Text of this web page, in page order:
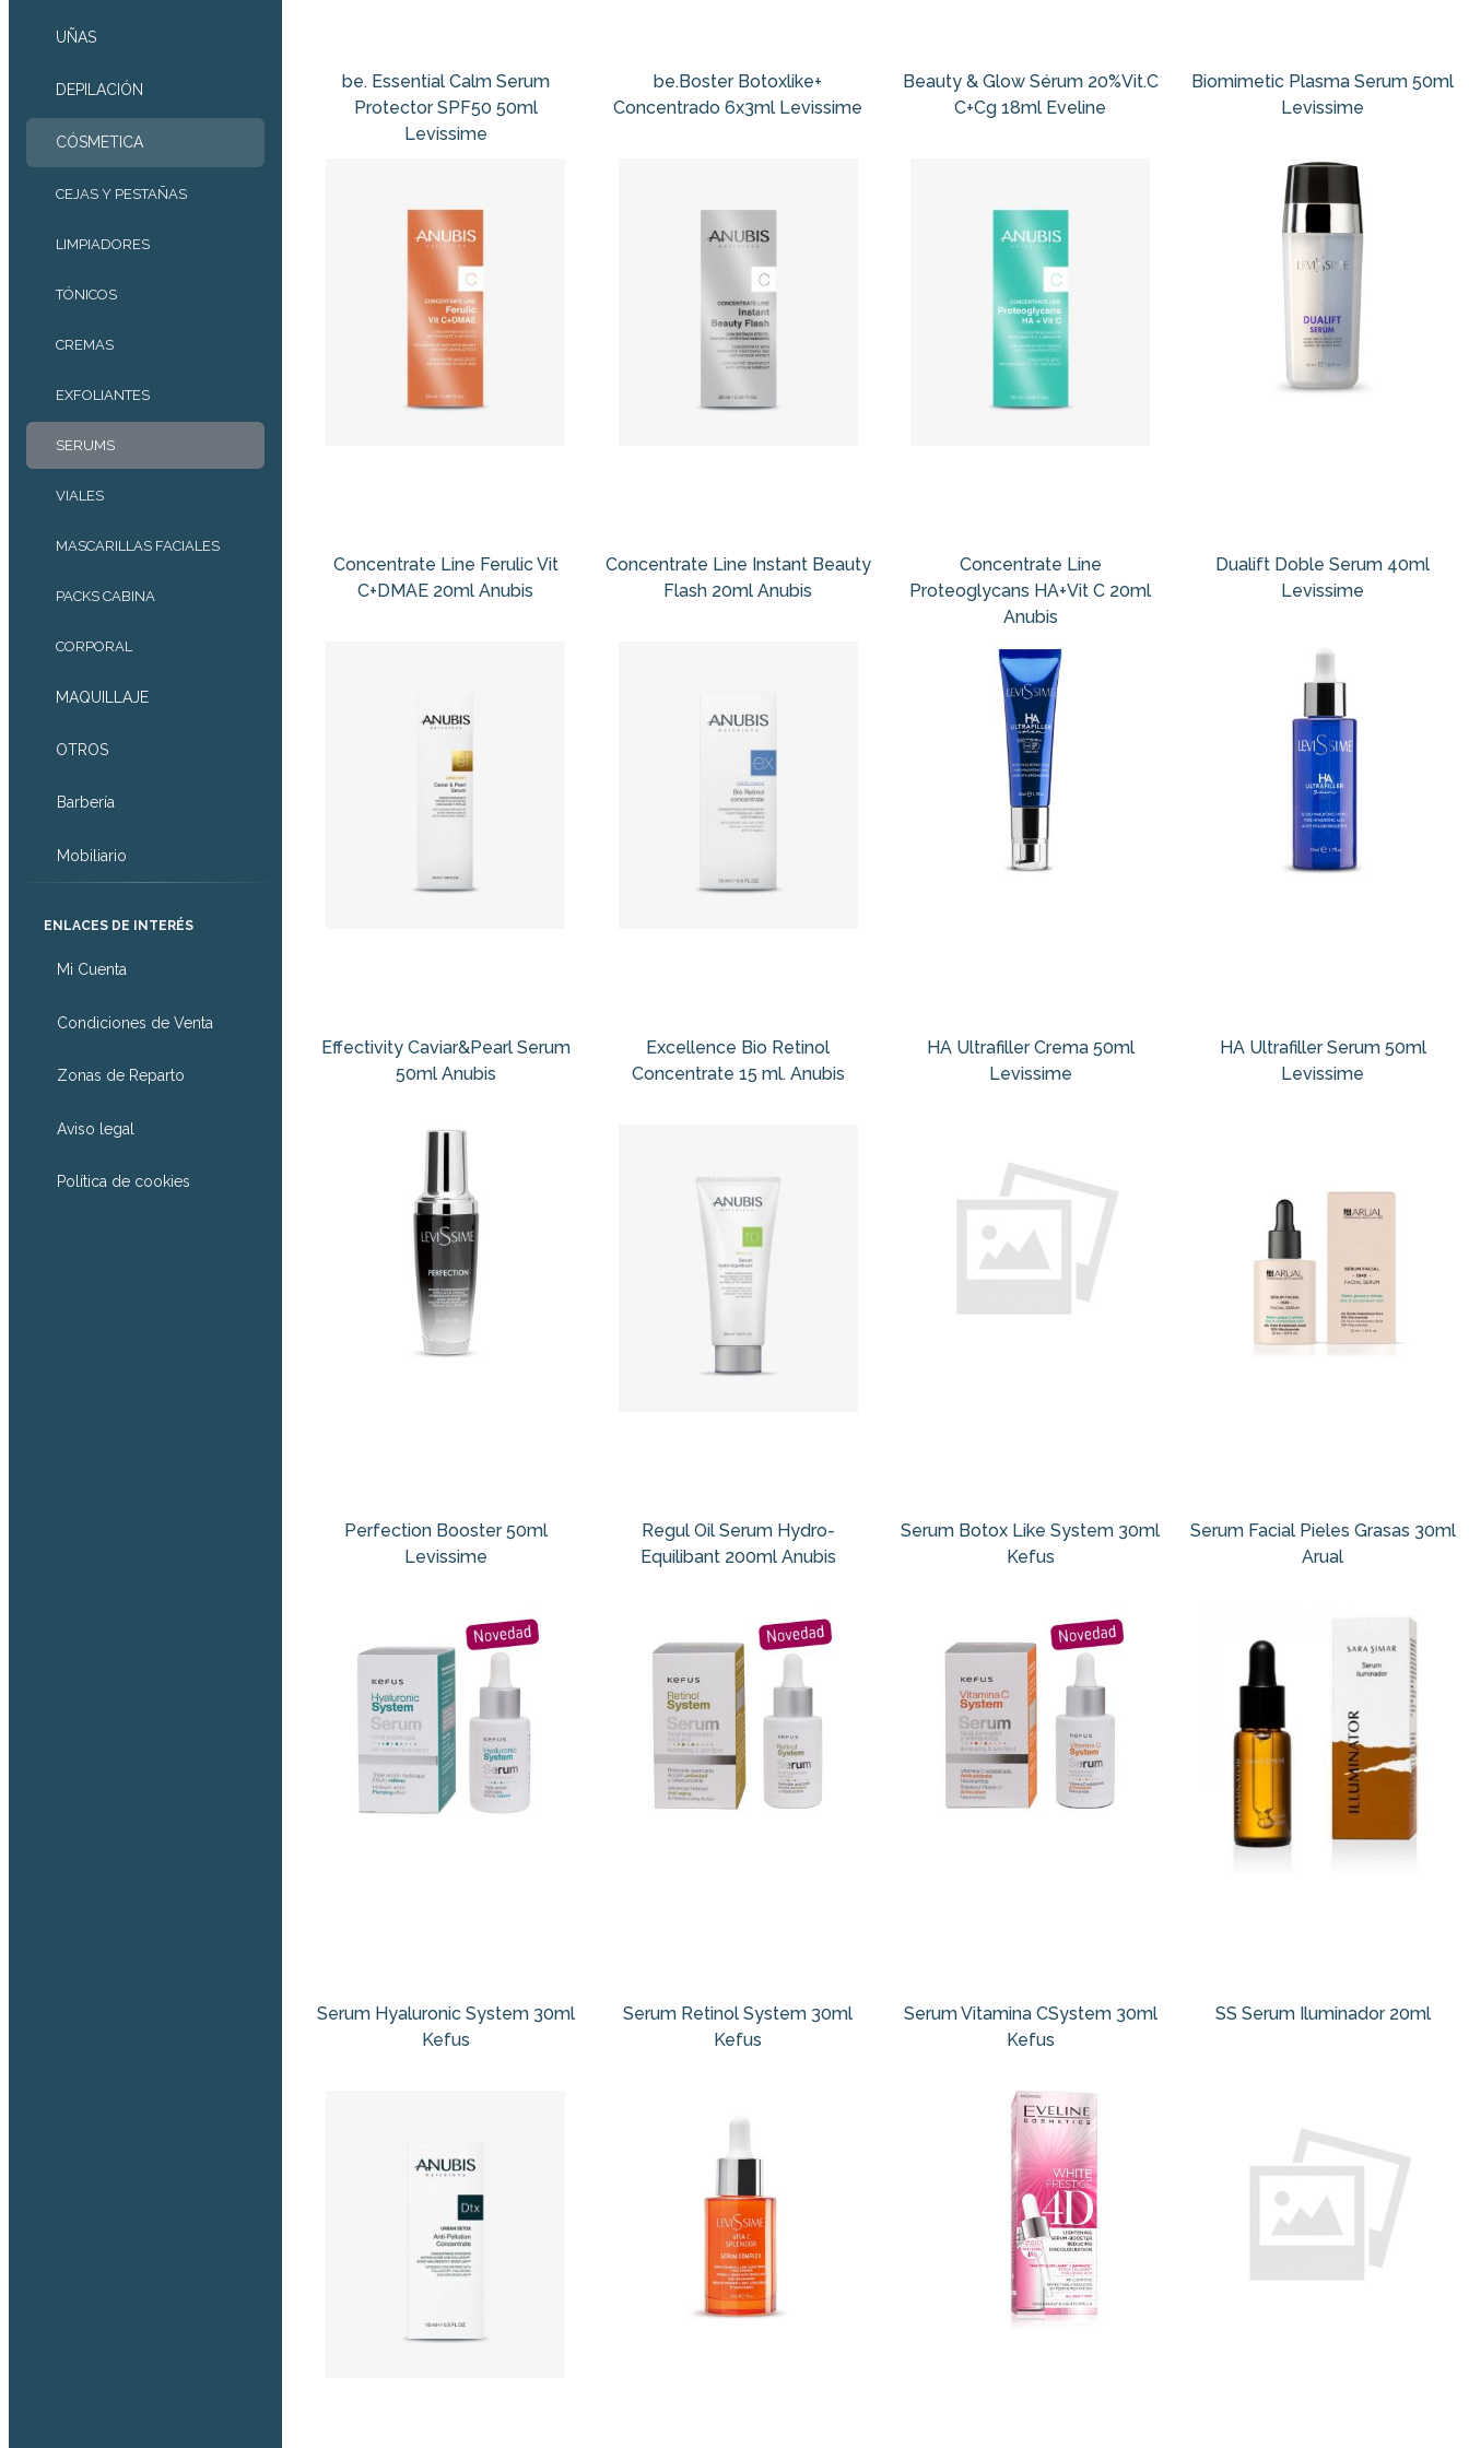
UÑAS
DEPILACIÓN
CÓSMETICA
CEJAS Y PESTAÑAS
LIMPIADORES
TÓNICOS
CREMAS
EXFOLIANTES
SERUMS
VIALES
MASCARILLAS FACIALES
PACKS CABINA
CORPORAL
MAQUILLAJE
OTROS
Barbería
Mobiliario
ENLACES DE INTERÉS
Mi Cuenta
Condiciones de Venta
Zonas de Reparto
Aviso legal
Política de cookies
be. Essential Calm Serum
Protector SPF50 50ml
Levissime
be.Boster Botoxlike+
Concentrado 6x3ml Levissime
Beauty & Glow Sérum 20%Vit.C
C+Cg 18ml Eveline
Biomimetic Plasma Serum 50ml
Levissime
Concentrate Line Ferulic Vit
C+DMAE 20ml Anubis
Concentrate Line Instant Beauty
Flash 20ml Anubis
Concentrate Line
Proteoglycans HA+Vit C 20ml
Anubis
Dualift Doble Serum 40ml
Levissime
Effectivity Caviar&Pearl Serum
50ml Anubis
Excellence Bio Retinol
Concentrate 15 ml. Anubis
HA Ultrafiller Crema 50ml
Levissime
HA Ultrafiller Serum 50ml
Levissime
Perfection Booster 50ml
Levissime
Regul Oil Serum Hydro-
Equilibant 200ml Anubis
Serum Botox Like System 30ml
Kefus
Serum Facial Pieles Grasas 30ml
Arual
Serum Hyaluronic System 30ml
Kefus
Serum Retinol System 30ml
Kefus
Serum Vitamina CSystem 30ml
Kefus
SS Serum Iluminador 20ml